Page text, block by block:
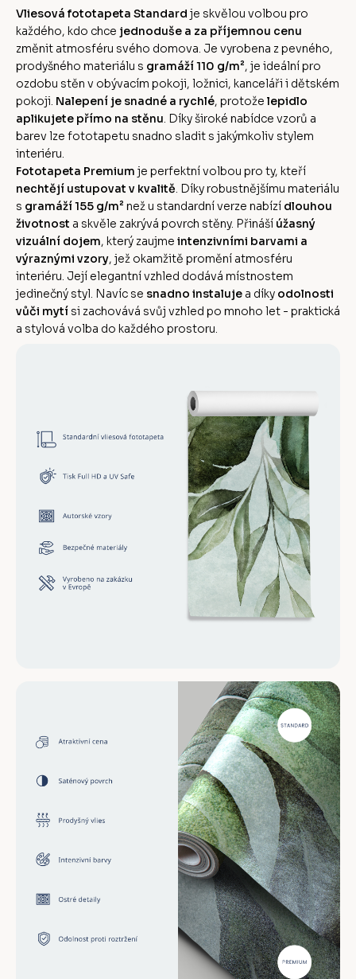
Vliesová fototapeta Standard je skvělou volbou pro
každého, kdo chce jednoduše a za příjemnou cenu
změnit atmosféru svého domova. Je vyrobena z pevného,
prodyšného materiálu s gramáží 110 g/m², je ideální pro
ozdobu stěn v obývacím pokoji, ložnici, kanceláři i dětském
pokoji. Nalepení je snadné a rychlé, protože lepidlo
aplikujete přímo na stěnu . Díky široké nabídce vzorů a
barev lze fototapetu snadno sladit s jakýmkoliv stylem
interiéru.
Fototapeta Premium je perfektní volbou pro ty, kteří
nechtějí ustupovat v kvalitě . Díky robustnějšímu materiálu
s gramáží 155 g/m² než u standardní verze nabízí dlouhou
životnost a skvěle zakrývá povrch stěny. Přináší úžasný
vizuální dojem, který zaujme intenzivními barvami a
výraznými vzory, jež okamžitě promění atmosféru
interiéru. Její elegantní vzhled dodává místnostem
jedinečný styl. Navíc se snadno instaluje a díky odolnosti
vůči mytí si zachovává svůj vzhled po mnoho let - praktická
a stylová volba do každého prostoru.